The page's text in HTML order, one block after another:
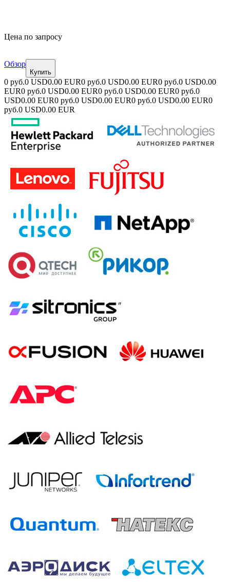
Цена по запросу
Обзор
Купить
0 руб.0 USD0.00 EUR0 руб.0 USD0.00 EUR0 руб.0 USD0.00
EUR0 руб.0 USD0.00 EUR0 руб.0 USD0.00 EUR0 руб.0
USD0.00 EUR0 руб.0 USD0.00 EUR0 руб.0 USD0.00 EUR0
руб.0 USD0.00 EUR